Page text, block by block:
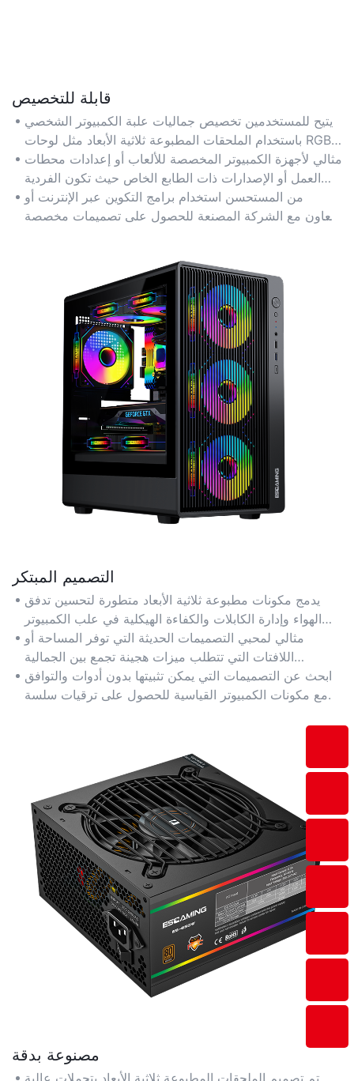
قابلة للتخصيص
يتيح للمستخدمين تخصيص جماليات علبة الكمبيوتر الشخصي
باستخدام الملحقات المطبوعة ثلاثية الأبعاد مثل لوحات RGB
مثالي لأجهزة الكمبيوتر المخصصة للألعاب أو إعدادات محطات
العمل أو الإصدارات ذات الطابع الخاص حيث تكون الفردية
والعلامة التجارية مهمة.
من المستحسن استخدام برامج التكوين عبر الإنترنت أو
التعاون مع الشركة المصنعة للحصول على تصميمات مخصصة
التصميم المبتكر
يدمج مكونات مطبوعة ثلاثية الأبعاد متطورة لتحسين تدفق
الهواء وإدارة الكابلات والكفاءة الهيكلية في علب الكمبيوتر
الصغيرة.
مثالي لمحبي التصميمات الحديثة التي توفر المساحة أو
اللافتات التي تتطلب ميزات هجينة تجمع بين الجمالية
والتكنولوجيا.
ابحث عن التصميمات التي يمكن تثبيتها بدون أدوات والتوافق
مع مكونات الكمبيوتر القياسية للحصول على ترقيات سلسة.
مصنوعة بدقة